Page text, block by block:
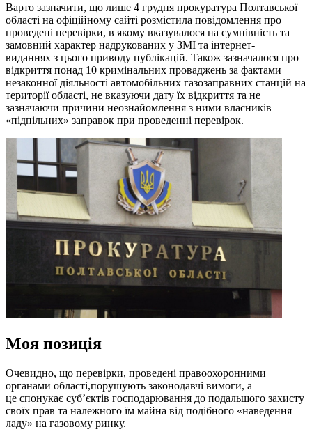
Варто зазначити, що лише 4 грудня прокуратура Полтавської
області на офіційному сайті розмістила повідомлення про
проведені перевірки, в якому вказувалося на сумнівність та
замовний характер надрукованих у ЗМІ та інтернет-
виданнях з цього приводу публікацій. Також зазначалося про
відкриття понад 10 кримінальних проваджень за фактами
незаконної діяльності автомобільних газозаправних станцій на
території області, не вказуючи дату їх відкриття та не
зазначаючи причини неознайомлення з ними власників
«підпільних» заправок при проведенні перевірок.
Моя позиція
Очевидно, що перевірки, проведені правоохоронними
органами області,порушують законодавчі вимоги, а
це спонукає суб’єктів господарювання до подальшого захисту
своїх прав та належного їм майна від подібного «наведення
ладу» на газовому ринку.